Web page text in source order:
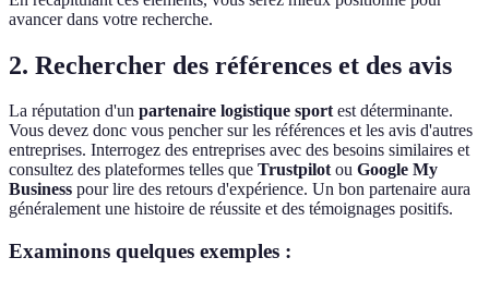
avancer dans votre recherche.
2. Rechercher des références et des avis
La réputation d'un partenaire logistique sportest déterminante.
Vous devez donc vous pencher sur les références et les avis d'autres
entreprises. Interrogez des entreprises avec des besoins similaires et
consultez des plateformes telles que Trustpilotou Google My
Business pour lire des retours d'expérience. Un bon partenaire aura
généralement une histoire de réussite et des témoignages positifs.
Examinons quelques exemples :